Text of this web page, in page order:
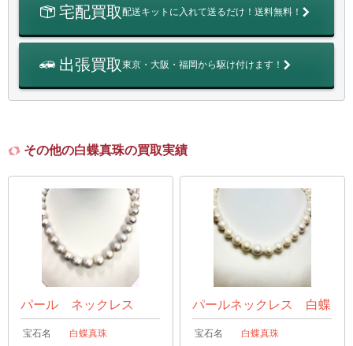
宅配買取配送キットに入れて送るだけ！送料無料！
出張買取東京・大阪・福岡から駆け付けます！
その他の白蝶真珠の買取実績
パール ネックレス
宝石名 白蝶真珠
パールネックレス 白蝶
宝石名 白蝶真珠